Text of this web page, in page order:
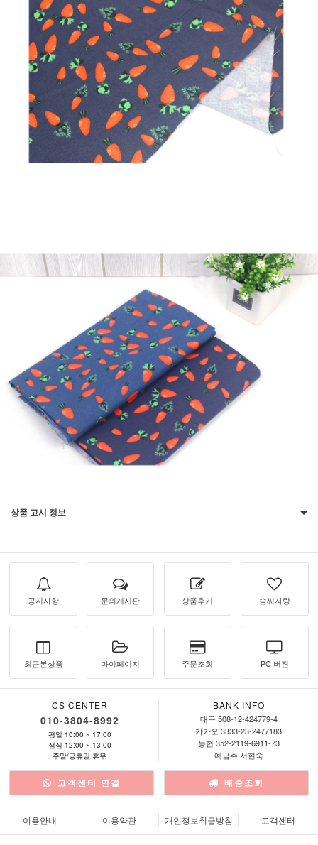
상품 고시 정보
공지사항 문의게시판 상품후기 솜씨자랑
최근본상품 마이페이지 주문조회 PC 버젼
CS CENTER
010-3804-8992
평일 10:00 ~ 17:00
점심 12:00 ~ 13:00
주말/공휴일 휴무
BANK INFO
대구 508-12-424779-4
카카오 3333-23-2477183
농협 352-2119-6911-73
예금주 서현숙
고객센터 연결 배송조회
이용안내 이용약관 개인정보취급방침 고객센터